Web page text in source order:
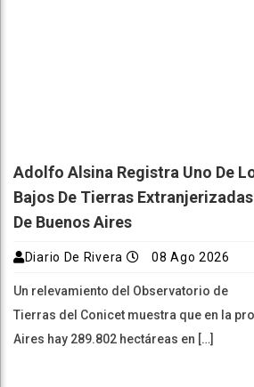
Adolfo Alsina Registra Uno De
Bajos De Tierras
De Buenos Aires
Diario De Rivera 08 Ago 2026
Un relevamiento del Observatorio de
Tierras del Conicet muestra que en la
Aires hay 289.802 hectáreas en […]